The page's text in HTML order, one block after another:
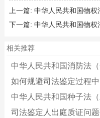
上一篇: 中华人民共和国物权
下一篇: 中华人民共和国物权
相关推荐
中华人民共和国消防法（
如何规避司法鉴定过程
中华人民共和国种子法（
司法鉴定人出庭质证问